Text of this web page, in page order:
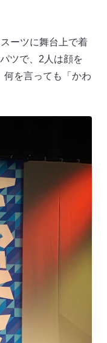
ーツに舞台上で着
ツで、2人は顔を
何を言っても「かわ